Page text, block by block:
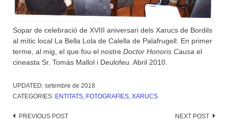
Sopar de celebració de XVIII aniversari dels Xarucs de Bordils
al mític local La Bella Lola de Calella de Palafrugell. En primer
terme, al mig, el que fou el nostre Doctor Honoris Causa el
cineasta Sr. Tomàs Mallol i Deulofeu. Abril 2010.
UPDATED: setembre de 2018
CATEGORIES: ENTITATS FOTOGRAFIES XARUCS
Post
PREVIOUS POST NEXT POST